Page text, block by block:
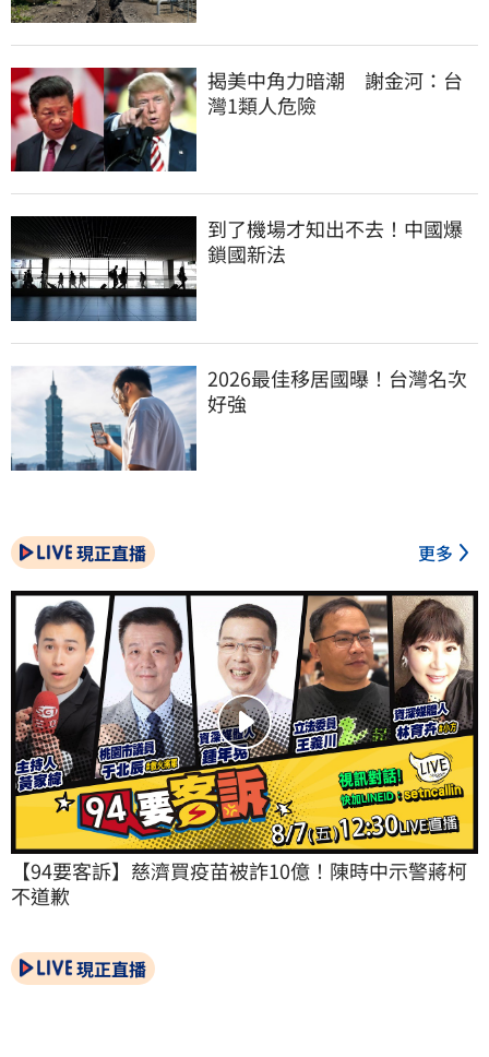
揭美中角力暗潮　謝金河：台
灣1類人危險
到了機場才知出不去！中國爆
鎖國新法
2026最佳移居國曝！台灣名次
好強
現正直播 更多
【94要客訴】慈濟買疫苗被詐10億！陳時中示警蔣柯
不道歉
現正直播